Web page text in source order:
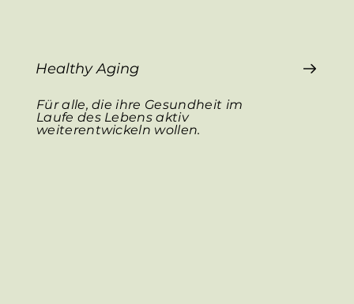
Healthy Aging
Für alle, die ihre Gesundheit im
Laufe des Lebens aktiv
weiterentwickeln wollen.